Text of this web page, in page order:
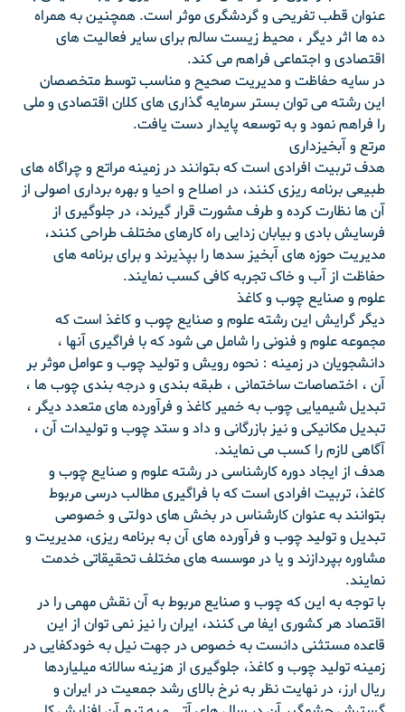
عنوان قطب تفریحی و گردشگری موثر است. همچنین به همراه
ده ها اثر دیگر ، محیط زیست سالم برای سایر فعالیت های
اقتصادی و اجتماعی فراهم می کند.
در سایه حفاظت و مدیریت صحیح و مناسب توسط متخصصان
این رشته می توان بستر سرمایه گذاری های کلان اقتصادی و ملی
را فراهم نمود و به توسعه پایدار دست یافت.
مرتع و آبخیزداری
هدف تربیت افرادی است که بتوانند در زمینه مراتع و چراگاه های
طبیعی برنامه ریزی کنند، در اصلاح و احیا و بهره برداری اصولی از
آن ها نظارت کرده و طرف مشورت قرار گیرند، در جلوگیری از
فرسایش بادی و بیابان زدایی راه کارهای مختلف طراحی کنند،
مدیریت حوزه های آبخیز سدها را بپذیرند و برای برنامه های
حفاظت از آب و خاک تجربه کافی کسب نمایند.
علوم و صنایع چوب و کاغذ
دیگر گرایش این رشته علوم و صنایع چوب و کاغذ است که
مجموعه علوم و فنونی را شامل می شود که با فراگیری آنها ،
دانشجویان در زمینه : نحوه رویش و تولید چوب و عوامل موثر بر
آن ، اختصاصات ساختمانی ، طبقه بندی و درجه بندی چوب ها ،
تبدیل شیمیایی چوب به خمیر کاغذ و فرآورده های متعدد دیگر ،
تبدیل مکانیکی و نیز بازرگانی و داد و ستد چوب و تولیدات آن ،
آگاهی لازم را کسب می نمایند.
هدف از ایجاد دوره کارشناسی در رشته علوم و صنایع چوب و
کاغذ، تربیت افرادی است که با فراگیری مطالب درسی مربوط
بتوانند به عنوان کارشناس در بخش های دولتی و خصوصی
تبدیل و تولید چوب و فرآورده های آن به برنامه ریزی، مدیریت و
مشاوره بپردازند و یا در موسسه های مختلف تحقیقاتی خدمت
نمایند.
با توجه به این که چوب و صنایع مربوط به آن نقش مهمی را در
اقتصاد هر کشوری ایفا می کنند، ایران را نیز نمی توان از این
قاعده مستثنی دانست به خصوص در جهت نیل به خودکفایی در
زمینه تولید چوب و کاغذ، جلوگیری از هزینه سالانه میلیاردها
ریال ارز، در نهایت نظر به نرخ بالای رشد جمعیت در ایران و